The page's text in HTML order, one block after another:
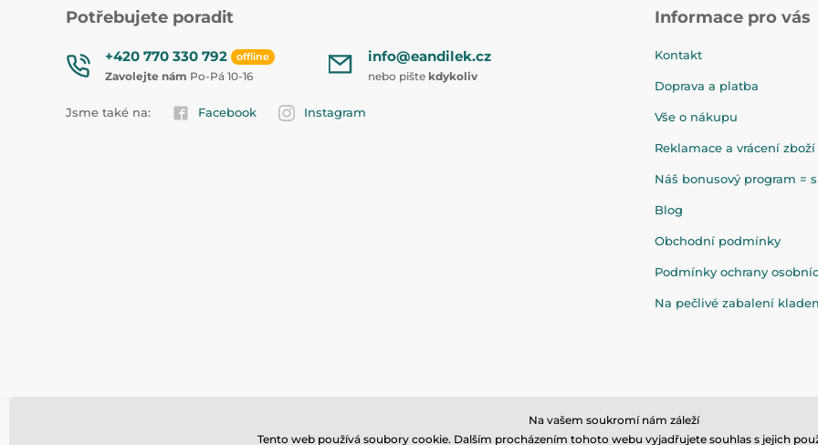
Potřebujete poradit
+420 770 330 792 offline
Zavolejte nám Po-Pá 10-16
info@eandilek.cz
nebo pište kdykoliv
Jsme také na: Facebook Instagram
Informace pro vás
Kontakt
Doprava a platba
Vše o nákupu
Reklamace a vrácení zboží
Náš bonusový program =
Blog
Obchodní podmínky
Podmínky ochrany
Na pečlivé zabalení
Na vašem soukromí nám záleží
Tento web používá soubory cookie. Dalším procházením tohoto webu vyjadřujete souhlas s jejich